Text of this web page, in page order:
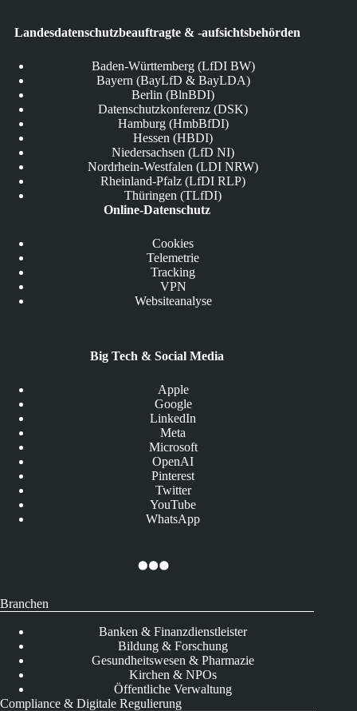
Landesdatenschutzbeauftragte & -aufsichtsbehörden
Baden-Württemberg (LfDI BW)
Bayern (BayLfD & BayLDA)
Berlin (BlnBDI)
Datenschutzkonferenz (DSK)
Hamburg (HmbBfDI)
Hessen (HBDI)
Niedersachsen (LfD NI)
Nordrhein-Westfalen (LDI NRW)
Rheinland-Pfalz (LfDI RLP)
Thüringen (TLfDI)
Online-Datenschutz
Cookies
Telemetrie
Tracking
VPN
Websiteanalyse
Big Tech & Social Media
Apple
Google
LinkedIn
Meta
Microsoft
OpenAI
Pinterest
Twitter
YouTube
WhatsApp
Branchen
Banken & Finanzdienstleister
Bildung & Forschung
Gesundheitswesen & Pharmazie
Kirchen & NPOs
Öffentliche Verwaltung
Compliance & Digitale Regulierung